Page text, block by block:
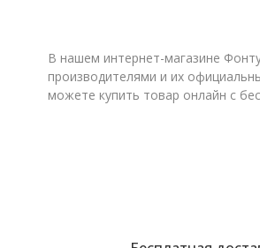
В нашем интернет-магазине
производителями и их
можете купить товар онлайн с